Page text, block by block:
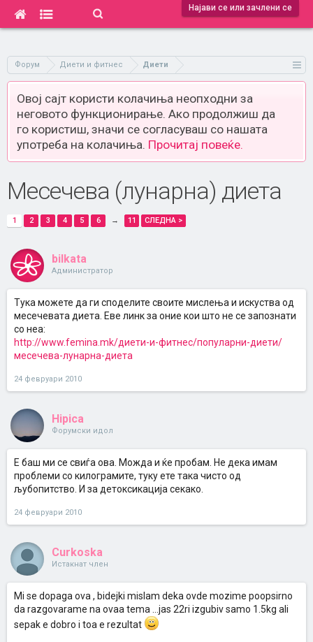
Најави се или зачлени се
Форум Диети и фитнес Диети
Овој сајт користи колачиња неопходни за
неговото функционирање. Ако продолжиш да
го користиш, значи се согласуваш со нашата
употреба на колачиња. Прочитај повеќе.
Месечева (лунарна) диета
1 2 3 4 5 6 → 11 СЛЕДНА >
bilkata
Администратор
Тука можете да ги споделите своите мислења и искуства од
месечевата диета. Еве линк за оние кои што не се запознати
со неа:
http://www.femina.mk/диети-и-фитнес/популарни-диети/
месечева-лунарна-диета
24 февруари 2010
Hipica
Форумски идол
Е баш ми се свиѓа ова. Можда и ќе пробам. Не дека имам
проблеми со килограмите, туку ете така чисто од
љубопитство. И за детоксикација секако.
24 февруари 2010
Curkoska
Истакнат член
Mi se dopaga ova , bidejki mislam deka ovde mozime poopsirno
da razgovarame na ovaa tema ...jas 22ri izgubiv samo 1.5kg ali
sepak e dobro i toa e rezultat